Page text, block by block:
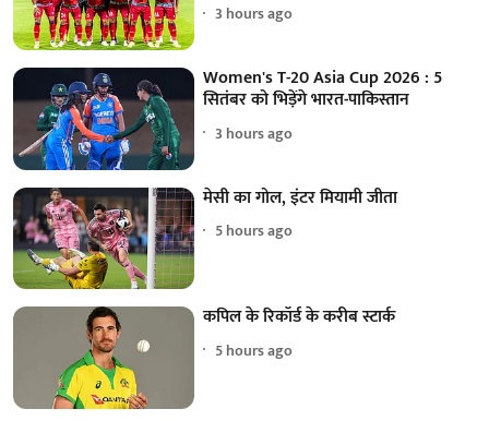
3 hours ago
Women's T-20 Asia Cup 2026 : 5
सितंबर को भिड़ेंगे भारत-पाकिस्तान
3 hours ago
मेसी का गोल, इंटर मियामी जीता
5 hours ago
कपिल के रिकॉर्ड के करीब स्टार्क
5 hours ago